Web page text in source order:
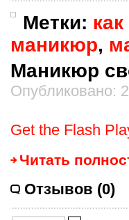
Метки:
маникюр,
Маникюр
Опубликовано:
Get the Flash
Читать
Отзывов (0)